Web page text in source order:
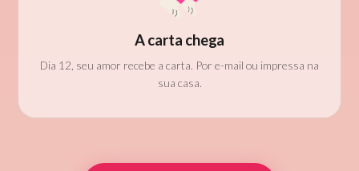
A carta chega
Dia 12, seu amor recebe a carta. Por e-mail ou impressa na
sua casa.